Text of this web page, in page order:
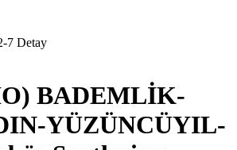
7 Detay
BADEMLİK-
YÜZÜNCÜYIL-